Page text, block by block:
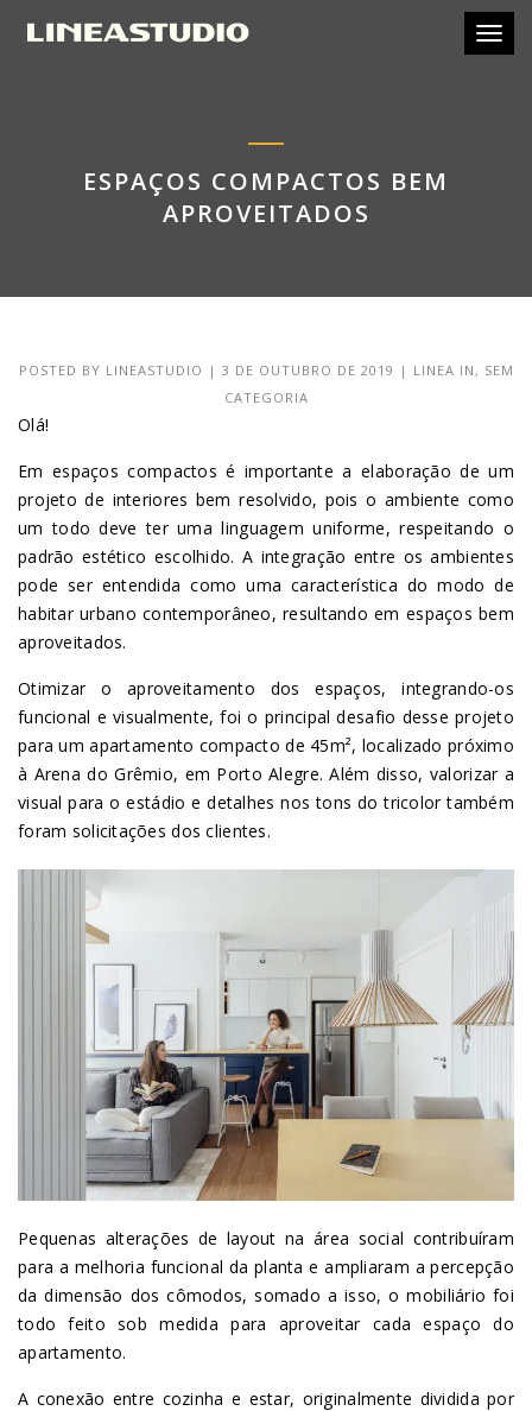
ESPAÇOS COMPACTOS BEM
APROVEITADOS
POSTED BY LINEASTUDIO | 3 DE OUTUBRO DE 2019 | LINEA IN, SEM
CATEGORIA
Olá!
Em espaços compactos é importante a elaboração de um
projeto de interiores bem resolvido, pois o ambiente como
um todo deve ter uma linguagem uniforme, respeitando o
padrão estético escolhido. A integração entre os ambientes
pode ser entendida como uma característica do modo de
habitar urbano contemporâneo, resultando em espaços bem
aproveitados.
Otimizar o aproveitamento dos espaços, integrando-os
funcional e visualmente, foi o principal desafio desse projeto
para um apartamento compacto de 45m², localizado próximo
à Arena do Grêmio, em Porto Alegre. Além disso, valorizar a
visual para o estádio e detalhes nos tons do tricolor também
foram solicitações dos clientes.
Pequenas alterações de layout na área social contribuíram
para a melhoria funcional da planta e ampliaram a percepção
da dimensão dos cômodos, somado a isso, o mobiliário foi
todo feito sob medida para aproveitar cada espaço do
apartamento.
A conexão entre cozinha e estar, originalmente dividida por